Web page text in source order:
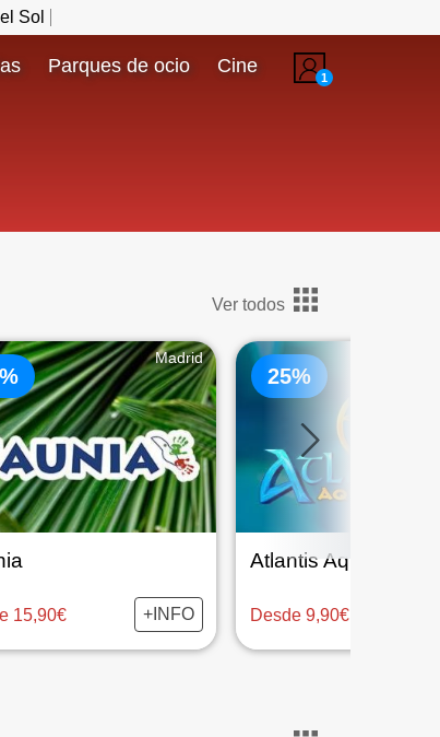
Sol
1
Parques de ocio Cine
Ver todos
Madrid
15,90€ +INFO
25%
Desde 9,90€